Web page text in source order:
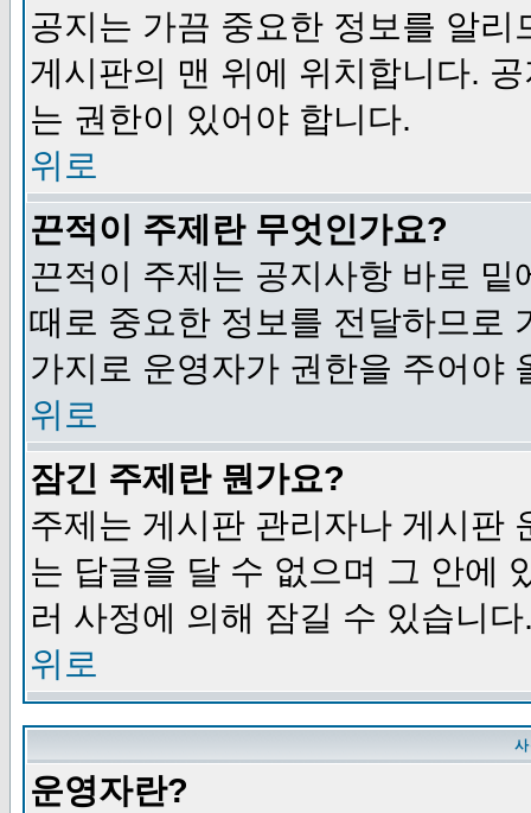
공지는 가끔 중요한 정보를 알
게시판의 맨 위에 위치합니다.
는 권한이 있어야 합니다.
위로
끈적이 주제란 무엇인가요?
끈적이 주제는 공지사항 바로
때로 중요한 정보를 전달하므로
가지로 운영자가 권한을 주어야
위로
잠긴 주제란 뭔가요?
주제는 게시판 관리자나 게시판
는 답글을 달 수 없으며 그 안에
러 사정에 의해 잠길 수 있습니다
위로
운영자란?